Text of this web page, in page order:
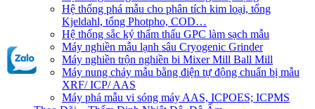
Hệ thống phá mẫu cho phân tích kim loại, tổng
Kjeldahl, tổng Photpho, COD…
Hệ thống sắc ký thẩm thấu GPC làm sạch mẫu
Máy nghiền mẫu lạnh sâu Cryogenic Grinder
Máy nghiền trộn nghiền bi Mixer Mill Ball Mill
Máy nung chảy mẫu bằng điện tự động chuẩn bị mẫu
XRF/ ICP/ AAS
Máy phá mẫu vi sóng máy AAS, ICPOES; ICPMS